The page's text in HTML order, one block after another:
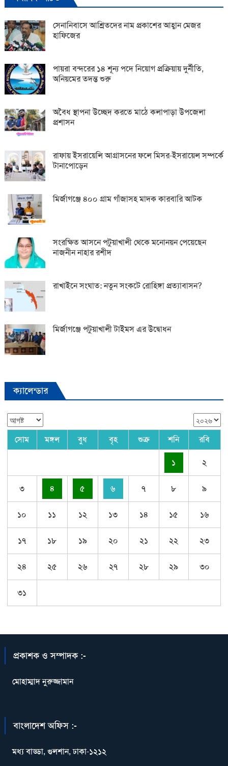
সেনানিবাসে আশ্রিতদের নাম প্রকাশের আহ্বান মেজর
হাফিজের
পায়রা বন্দরের ১৪ শূন্য পদে নিয়োগ প্রক্রিয়ায় দুর্নীতি,
অনিয়মের তদন্ত শুরু
অবৈধ স্থাপনা উচ্ছেদ করতে মাঠে কলাপাড়া উপজেলা
প্রশাসন
রাফায় ইসরায়েলি আগ্রাসনের ফলে মিসর-ইসরায়েল সম্পর্কে
টানাপোড়েন
মির্জাগঞ্জে ৪০০ গ্রাম গাঁজাসহ মাদক কারবারি আটক
সংরক্ষিত আসনে পটুয়াখালী থেকে মনোনয়ন পেয়েছেন
নাজনীন নাহার রশীদ
রাখাইনে সংঘাত: নতুন সংকটে রোহিঙ্গা প্রত্যাবাসন?
মির্জাগঞ্জে পটুয়াখালী টাইমস এর উদ্বোধন
ক্যালেন্ডার
সোম মঙ্গল বুধ বৃহ শুক্র শনি রবি
১ ২
৩ ৪ ৫ ৬ ৭ ৮ ৯
১০ ১১ ১২ ১৩ ১৪ ১৫ ১৬
১৭ ১৮ ১৯ ২০ ২১ ২২ ২৩
২৪ ২৫ ২৬ ২৭ ২৮ ২৯ ৩০
৩১
প্রকাশক ও সম্পাদক :-
মোহাম্মাদ নুরুজ্জামান
বাংলাদেশ অফিস :-
মধ্য বাড্ডা, গুলশান, ঢাকা-১২১২